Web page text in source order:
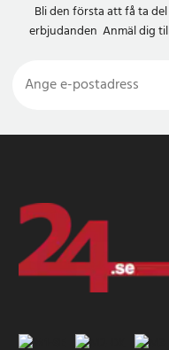
Bli den första att få ta
erbjudanden Anmäl dig